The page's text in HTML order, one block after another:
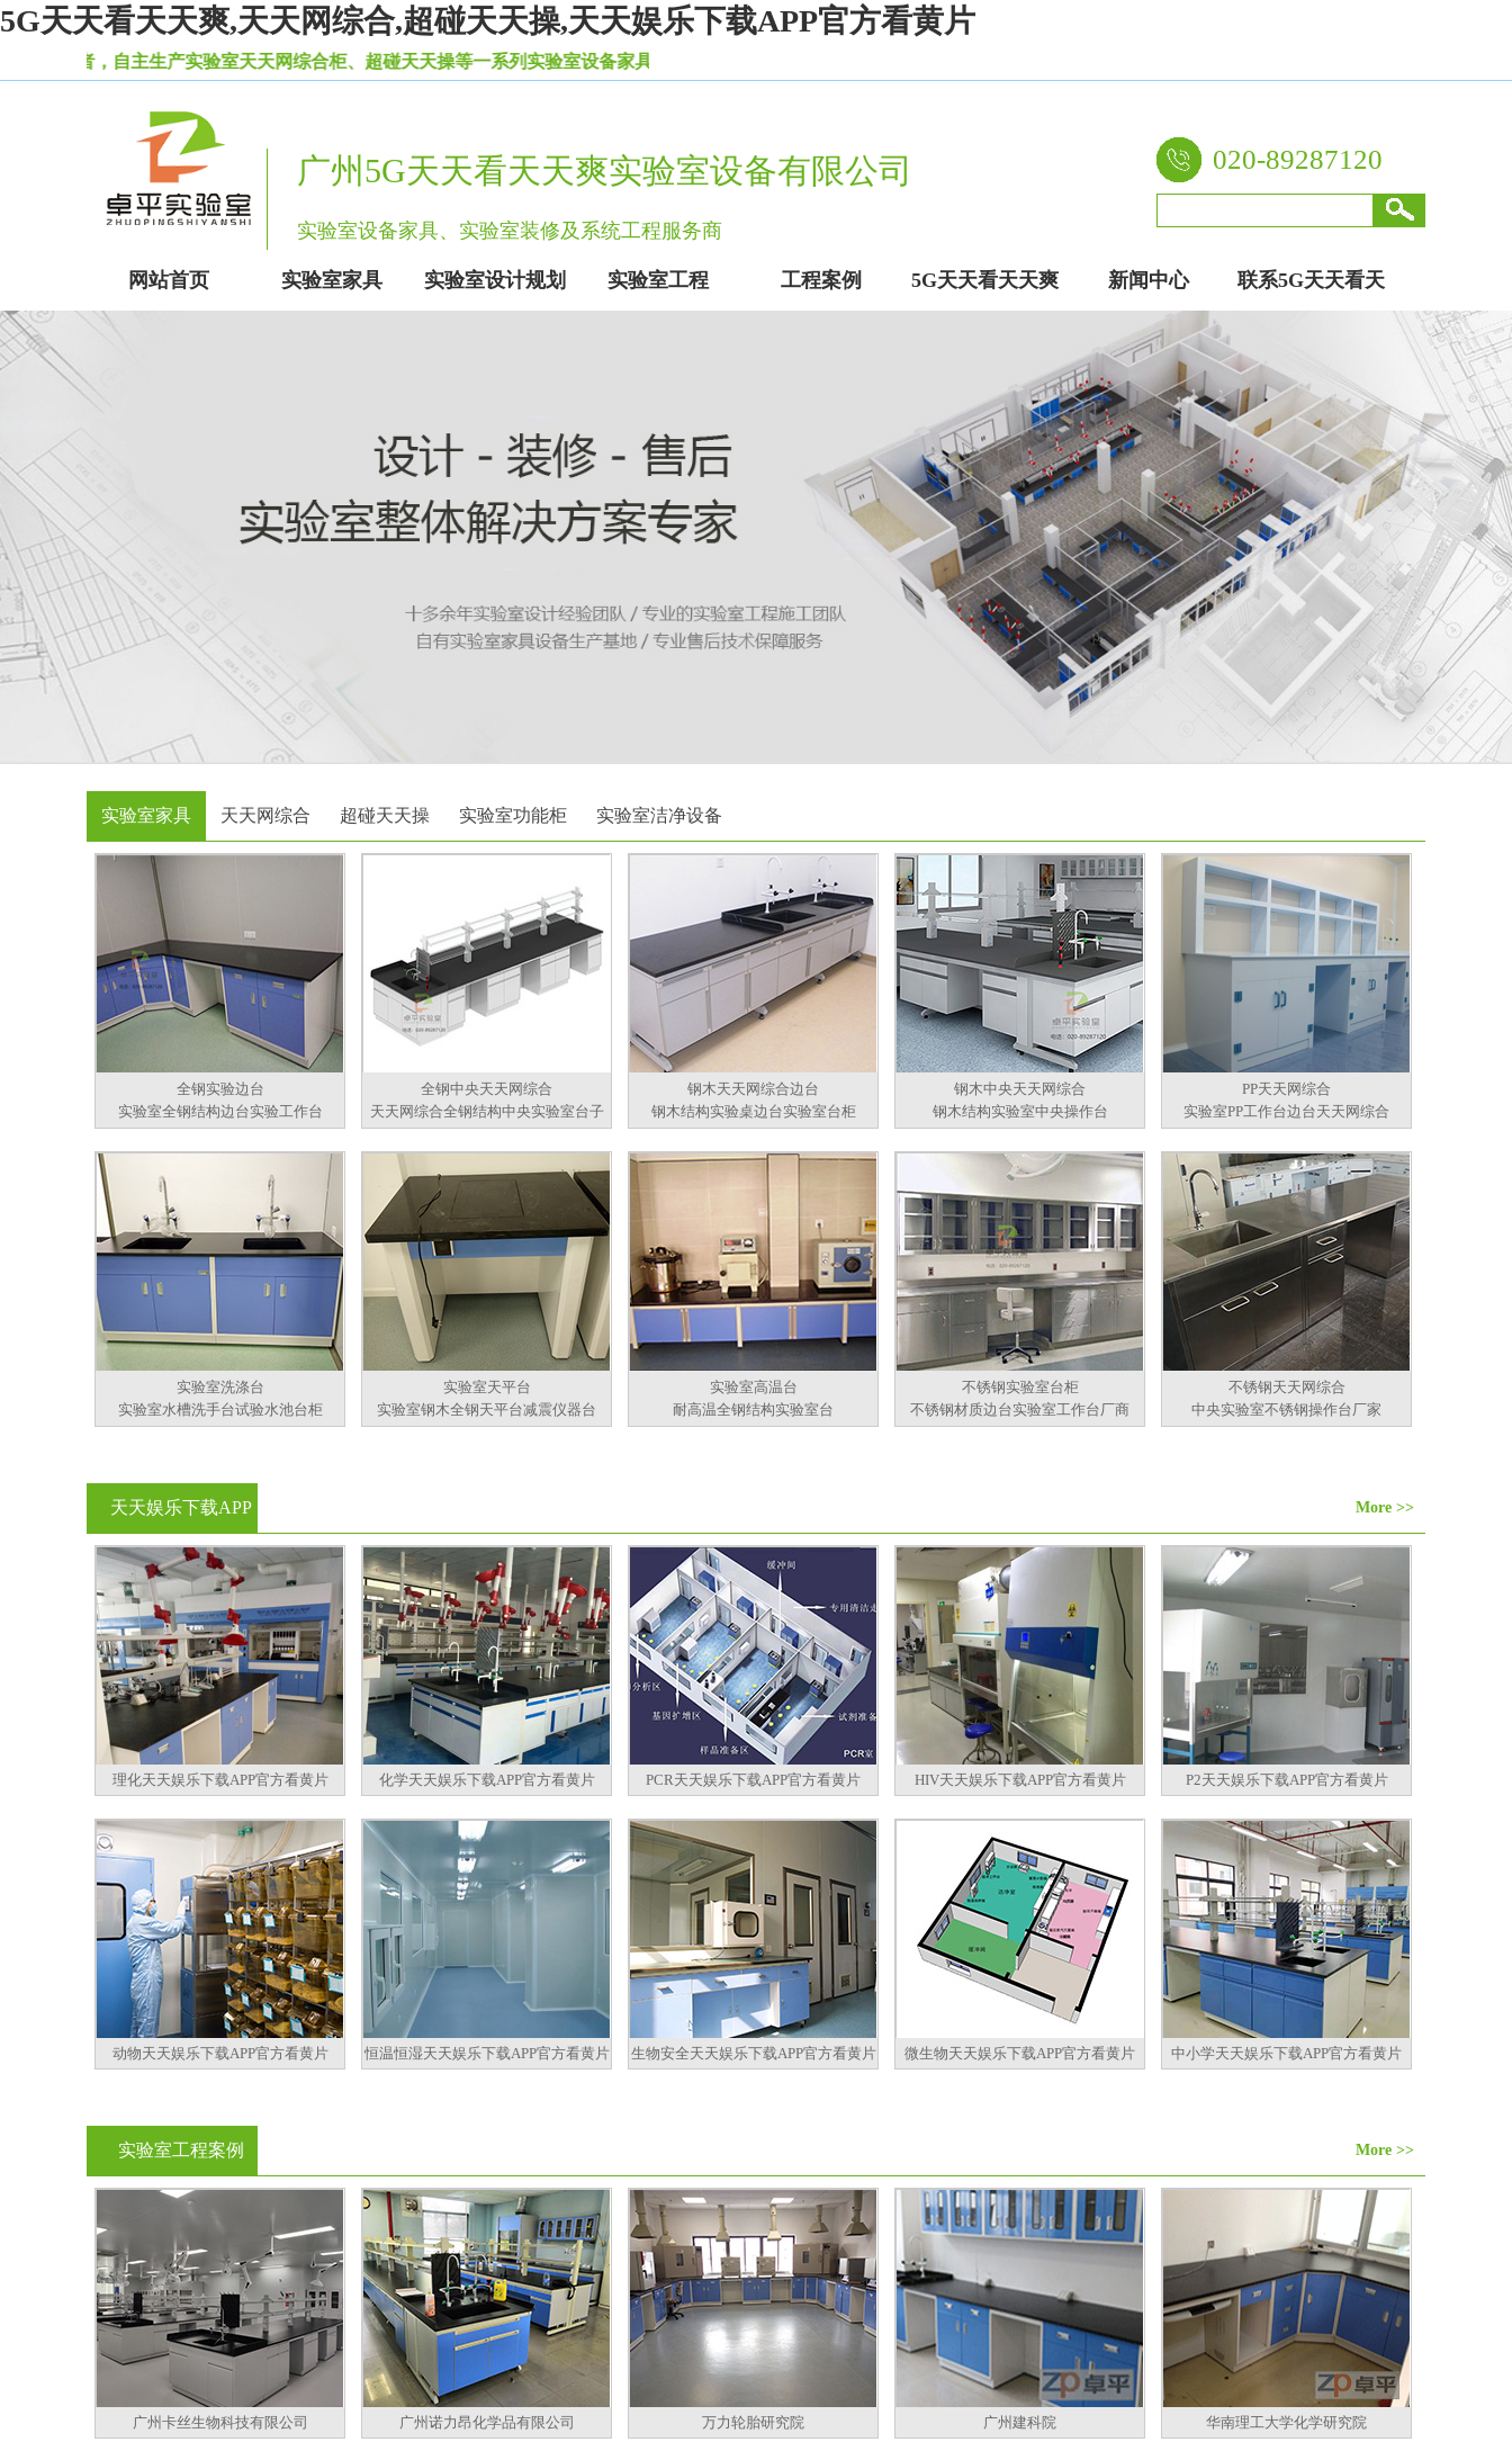
5G天天看天天爽,天天网综合,超碰天天操,天天娱乐下载APP官方看黄片
主生产实验室天天网综合柜、超碰天天操等一系列实验室设备家具。
广州5G天天看天天爽实验室设备有限公司
实验室设备家具、实验室装修及系统工程服务商
020-89287120
网站首页 实验室家具 实验室设计规划 实验室工程 工程案例 5G天天看天天爽 新闻中心 联系5G天天看天
实验室家具 天天网综合 超碰天天操 实验室功能柜 实验室洁净设备
全钢实验边台
实验室全钢结构边台实验工作台
全钢中央天天网综合
天天网综合全钢结构中央实验室台子
钢木天天网综合边台
钢木结构实验桌边台实验室台柜
钢木中央天天网综合
钢木结构实验室中央操作台
PP天天网综合
实验室PP工作台边台天天网综合
实验室洗涤台
实验室水槽洗手台试验水池台柜
实验室天平台
实验室钢木全钢天平台减震仪器台
实验室高温台
耐高温全钢结构实验室台
不锈钢实验室台柜
不锈钢材质边台实验室工作台厂商
不锈钢天天网综合
中央实验室不锈钢操作台厂家
More >>
天天娱乐下载APP
官方看黄片
理化天天娱乐下载APP官方看黄片 化学天天娱乐下载APP官方看黄片 PCR天天娱乐下载APP官方看黄片 HIV天天娱乐下载APP官方看黄片 P2天天娱乐下载APP官方看黄片
动物天天娱乐下载APP官方看黄片 恒温恒湿天天娱乐下载APP官方看黄片 生物安全天天娱乐下载APP官方看黄片 微生物天天娱乐下载APP官方看黄片 中小学天天娱乐下载APP官方看黄片
More >>
实验室工程案例
广州卡丝生物科技有限公司 广州诺力昂化学品有限公司 万力轮胎研究院 广州建科院 华南理工大学化学研究院